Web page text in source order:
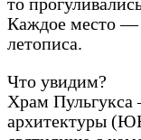
Каждое место —
летописа.
Что увидим?
Храм
архитектуры